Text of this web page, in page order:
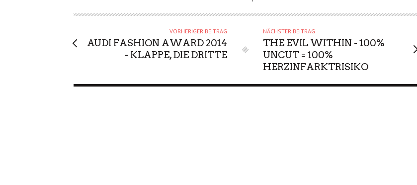
VORHERIGER BEITRAG
AUDI FASHION AWARD 2014
- KLAPPE, DIE DRITTE
NÄCHSTER BEITRAG
THE EVIL WITHIN - 100%
UNCUT = 100%
HERZINFARKTRISIKO